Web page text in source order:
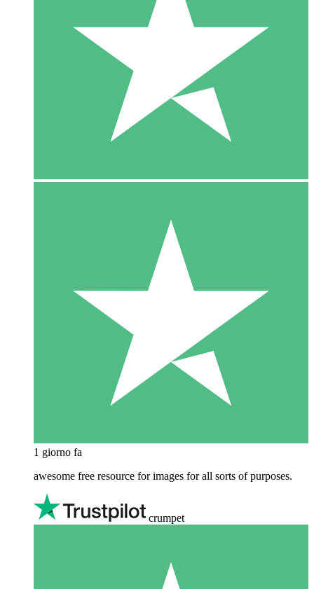
1 giorno fa
awesome free resource for images for all sorts of purposes.
crumpet